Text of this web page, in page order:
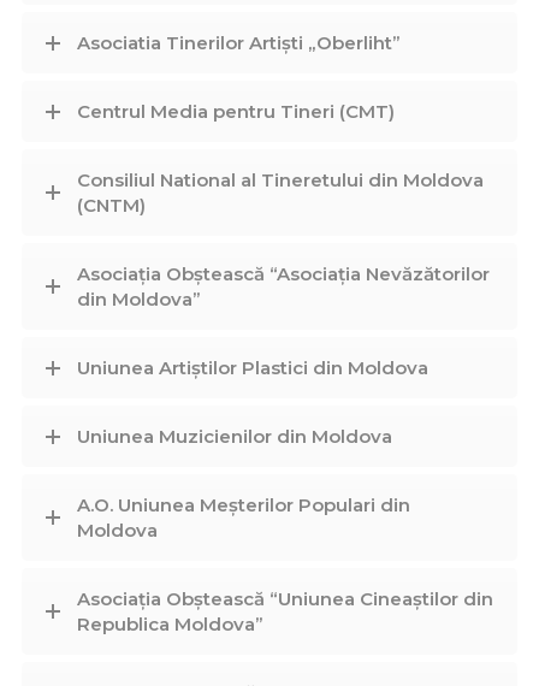
Asociatia Tinerilor Artiști „Oberliht”
Centrul Media pentru Tineri (CMT)
Consiliul National al Tineretului din Moldova
(CNTM)
Asociația Obștească “Asociația Nevăzătorilor
din Moldova”
Uniunea Artiștilor Plastici din Moldova
Uniunea Muzicienilor din Moldova
A.O. Uniunea Meșterilor Populari din
Moldova
Asociația Obștească “Uniunea Cineaștilor din
Republica Moldova”